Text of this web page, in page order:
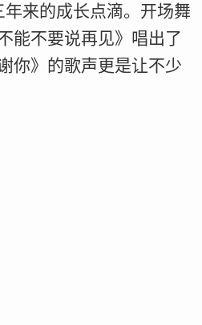
来的成长点滴。开场舞
能不要说再见》唱出了
你》的歌声更是让不少